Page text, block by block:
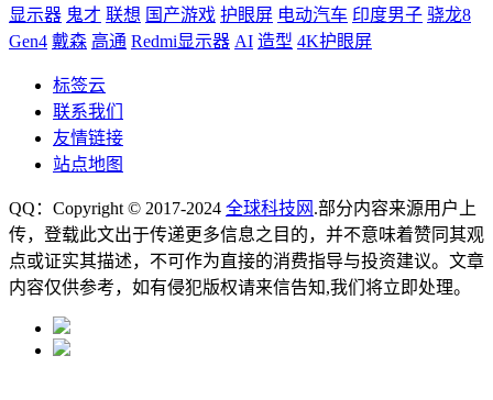
显示器 鬼才 联想 国产游戏 护眼屏 电动汽车 印度男子 骁龙8
Gen4 戴森 高通 Redmi显示器 AI 造型 4K护眼屏
标签云
联系我们
友情链接
站点地图
QQ：Copyright © 2017-2024 全球科技网 .部分内容来源用户上
传，登载此文出于传递更多信息之目的，并不意味着赞同其观
点或证实其描述，不可作为直接的消费指导与投资建议。文章
内容仅供参考，如有侵犯版权请来信告知,我们将立即处理。